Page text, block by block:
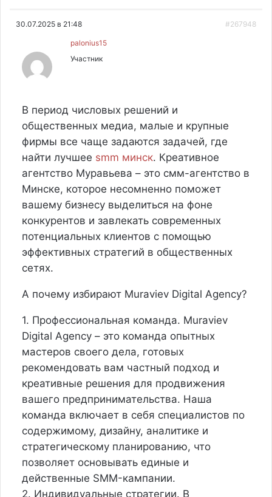
30.07.2025 в 21:48 #267948
palonius15
Участник
В период числовых решений и
общественных медиа, малые и крупные
фирмы все чаще задаются задачей, где
найти лучшее smm минск. Креативное
агентство Муравьева – это смм-агентство в
Минске, которое несомненно поможет
вашему бизнесу выделиться на фоне
конкурентов и завлекать современных
потенциальных клиентов с помощью
эффективных стратегий в общественных
сетях.
А почему избирают Muraviev Digital Agency?
1. Профессиональная команда. Muraviev
Digital Agency – это команда опытных
мастеров своего дела, готовых
рекомендовать вам частный подход и
креативные решения для продвижения
вашего предпринимательства. Наша
команда включает в себя специалистов по
содержимому, дизайну, аналитике и
стратегическому планированию, что
позволяет основывать единые и
действенные SMM-кампании.
2. Индивидуальные стратегии. В